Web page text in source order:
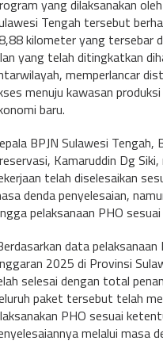
yang dilaksanakan
Tengah tersebut
kilometer yang tersebar
yang telah ditingkatkan
memperlancar
menuju kawasan
baru.
BPJN Sulawesi Tengah,
Kamaruddin Dg
telah diselesaikan
denda penyelesaian,
pelaksanaan PHO
data
2025 di Provinsi
selesai dengan total
paket tersebut telah
PHO sesuai
melalui masa